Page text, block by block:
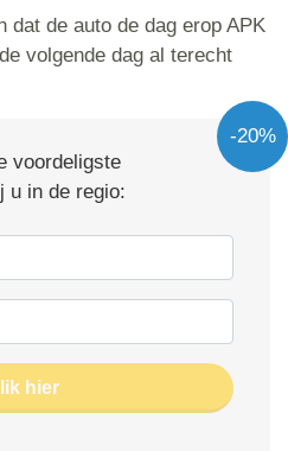
dat de auto de dag erop APK
volgende dag al terecht
-20%
voordeligste
u in de regio:
hier